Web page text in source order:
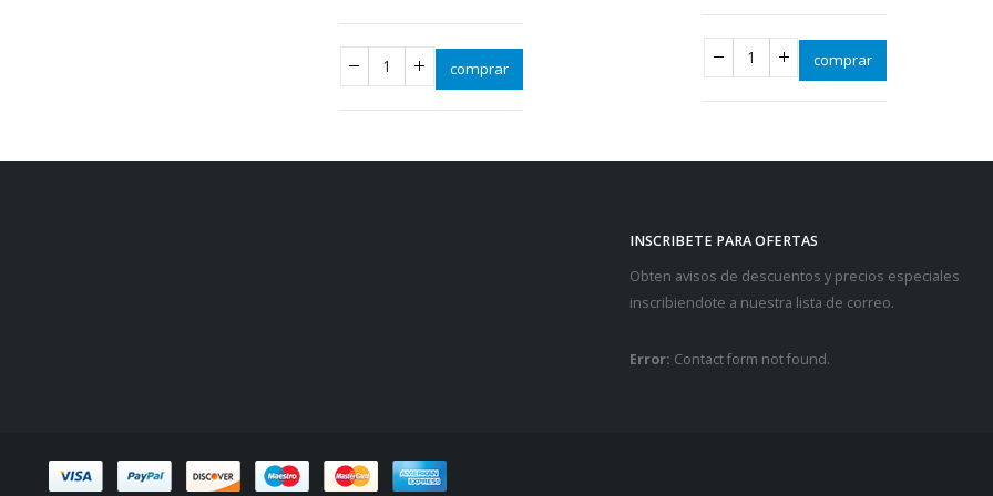
comprar
INSCRIBETE PARA OFERTAS
Obten avisos de descuentos y precios especiales
inscribiendote a nuestra lista de correo.
Error: Contact form not found.